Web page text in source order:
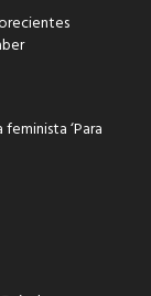
‘Para